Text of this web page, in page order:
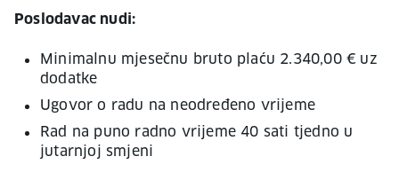
Poslodavac nudi:
Minimalnu mjesečnu bruto plaću 2.340,00 € uz
dodatke
Ugovor o radu na neodređeno vrijeme
Rad na puno radno vrijeme 40 sati tjedno u
jutarnjoj smjeni